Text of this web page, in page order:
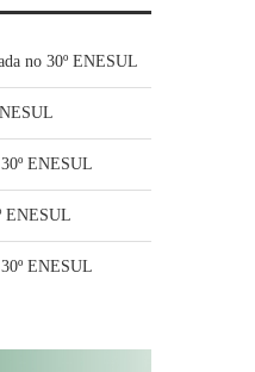
no 30º ENESUL
ENESUL
ENESUL
ENESUL